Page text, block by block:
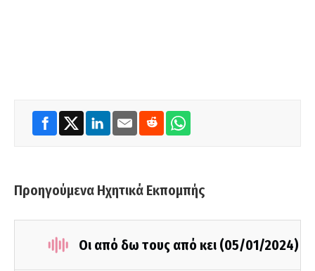
Προηγούμενα Ηχητικά Εκπομπής
Οι από δω τους από κει (05/01/2024)